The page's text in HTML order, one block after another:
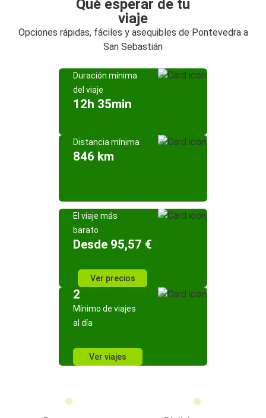
Qué esperar de tu
viaje
Opciones rápidas, fáciles y asequibles de Pontevedra a
San Sebastián
Duración mínima
del viaje
12h 35min
Distancia mínima
846 km
El viaje más
barato
Desde 95,57 €
Ver precios
2
Mínimo de viajes
al día
Ver viajes